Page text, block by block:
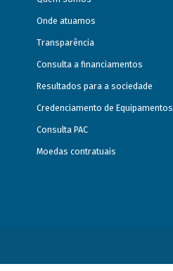
Onde atuamos
Transparência
Consulta a financiamentos
Resultados para a sociedade
Credenciamento de Equipamentos
Consulta PAC
Moedas contratuais